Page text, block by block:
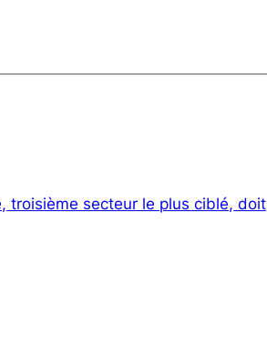
troisième secteur le plus ciblé, doit